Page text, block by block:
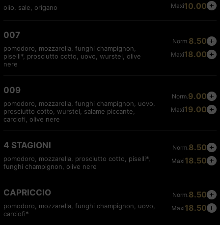
olio, sale, origano Maxi10.00
007
pomodoro, mozzarella, funghi champignon,
piselli*, prosciutto cotto, uovo, wurstel, olive
nere
Norm.8.50
Maxi18.00
009
pomodoro, mozzarella, funghi champignon, uovo,
prosciutto cotto, wurstel, salame piccante,
carciofi, olive nere
Norm.9.00
Maxi19.00
4 STAGIONI
pomodoro, mozzarella, prosciutto cotto, piselli*,
funghi champignon, olive nere
Norm.8.50
Maxi18.50
CAPRICCIO
pomodoro, mozzarella, funghi champignon, uovo,
carciofi*
Norm.8.50
Maxi18.50